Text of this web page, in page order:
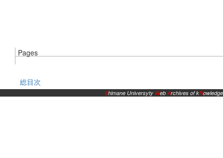
Pages
総目次
Shimane Universyty WebArchives of kNowledge